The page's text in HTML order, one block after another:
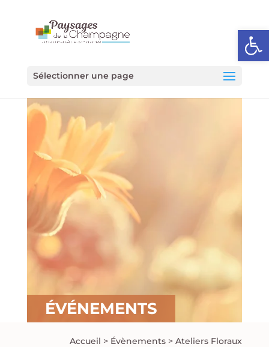
Ouvrir
Sélectionner une page
ÉVÉNEMENTS
Accueil > Évènements >Ateliers Floraux